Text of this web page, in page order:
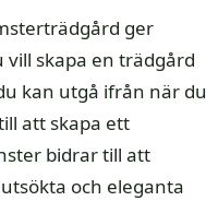
ger
skapa en trädgård
kan utgå ifrån när du
att skapa ett
bidrar till att
och eleganta